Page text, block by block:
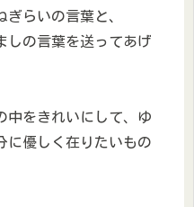
らいの言葉と、
しの言葉を送ってあげ
中をきれいにして、ゆ
に優しく在りたいもの